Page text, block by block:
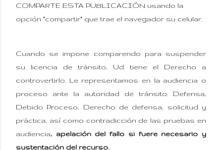
COMPARTE ESTA PUBLICACIÓN usando la
opción "compartir" que trae el navegador su celular.
Cuando se impone comparendo para suspender
su licencia de tránsito, Ud. tiene el Derecho a
controvertirlo. Le representamos en la audiencia o
proceso ante la autoridad de tránsito. Defensa,
Debido Proceso, Derecho de defensa, solicitud y
práctica, así como contradicción de las pruebas en
audiencia, apelación del fallo si fuere necesario y
sustentación del recurso.